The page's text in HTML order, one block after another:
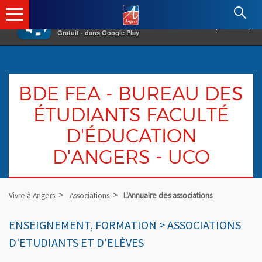
×
Gratuit - dans Google Play
Angers.fr : Retour à l'accueil
BDE FEA - BUREAU DES
ÉTUDIANTS FACULTÉ
D'ÉDUCATION
D'ANGERS - UCO
Vivre à Angers Associations L'Annuaire des associations
ENSEIGNEMENT, FORMATION > ASSOCIATIONS
D'ETUDIANTS ET D'ELÈVES